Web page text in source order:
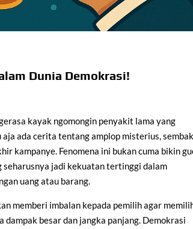
Dunia Demokrasi!
kayak ngomongin penyakit lama yang
ada cerita tentang amplop misterius,
kampanye. Fenomena ini bukan cuma bikin
seharusnya jadi kekuatan tertinggi dalam
uang atau barang.
memberi imbalan kepada pemilih agar
besar dan jangka panjang. Demokrasi